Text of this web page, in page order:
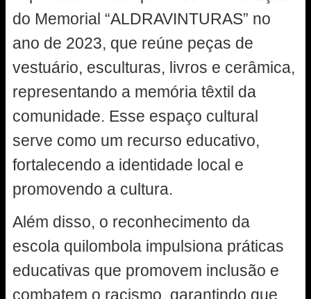
do Memorial “ALDRAVINTURAS” no
ano de 2023, que reúne peças de
vestuário, esculturas, livros e cerâmica,
representando a memória têxtil da
comunidade. Esse espaço cultural
serve como um recurso educativo,
fortalecendo a identidade local e
promovendo a cultura.
Além disso, o reconhecimento da
escola quilombola impulsiona práticas
educativas que promovem inclusão e
combatem o racismo, garantindo que